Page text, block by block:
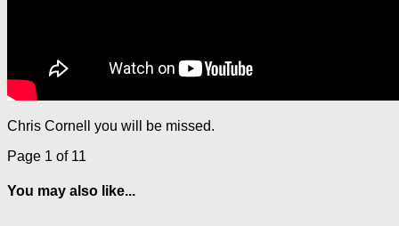
Chris Cornell you will be missed.
Page 1 of 11
You may also like...